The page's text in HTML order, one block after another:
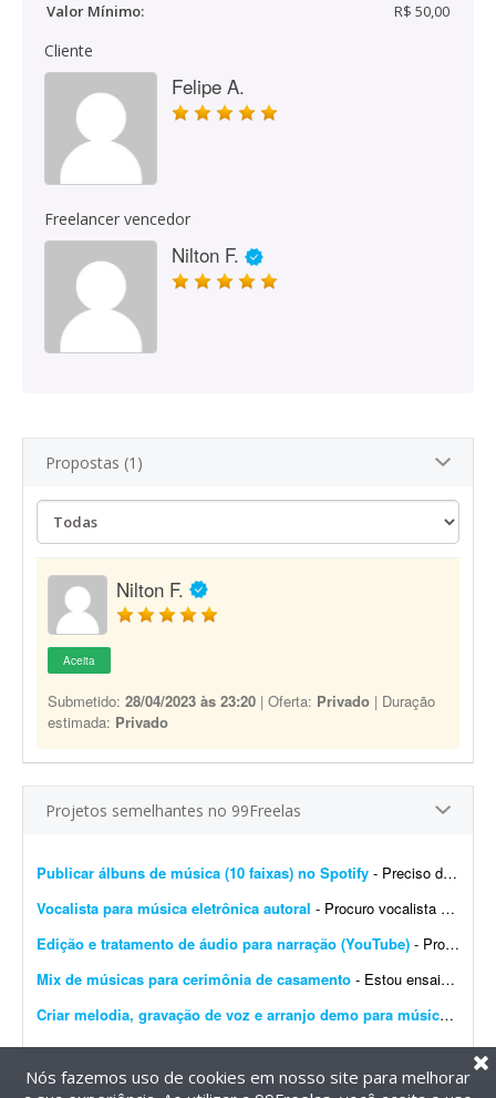
Valor Mínimo:
R$ 50,00
Cliente
Felipe A.
Freelancer vencedor
Nilton F.
Propostas (1)
Nilton F.
Aceita
Submetido: 28/04/2023 às 23:20 | Oferta: Privado | Duração
estimada: Privado
Projetos semelhantes no 99Freelas
Publicar álbuns de música (10 faixas) no Spotify - Preciso de ajuda para publicar 10 músicas no Spotify. Basicamente, preciso que alguém me ajude a subir essas 10 faixas no Spotify, organizadas em dois álbuns: - 1 álbu...
Vocalista para música eletrônica autoral - Procuro vocalista para música eletrônica autoral. Estou buscando uma pessoa para gravar os vocais de uma faixa autoral. Dou preferência por voz feminina, mas também esto...
Edição e tratamento de áudio para narração (YouTube) - Projeto: Editor de Áudio para Narração (YouTube) Estou procurando um editor de áudio freelancer para realizar a limpeza e o tratamento das minhas narraçõe...
Mix de músicas para cerimônia de casamento - Estou ensaiando para uma amiga que vai se casar e preciso montar um mix com a junção de 4 músicas, com duração total de aproximadamente 4 minutos. Preciso de alg...
Criar melodia, gravação de voz e arranjo demo para música sertaneja
Nós fazemos uso de cookies em nosso site para melhorar